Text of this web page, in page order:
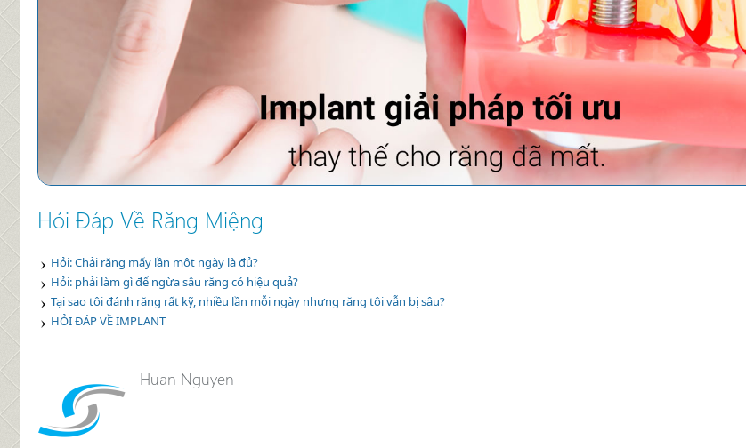
Hỏi Đáp Về Răng Miệng
Hỏi: Chải răng mấy lần một ngày là đủ?
Hỏi: phải làm gì để ngừa sâu răng có hiệu quả?
Tại sao tôi đánh răng rất kỹ, nhiều lần mỗi ngày nhưng răng tôi vẫn bị sâu?
HỎI ĐÁP VỀ IMPLANT
Huan Nguyen